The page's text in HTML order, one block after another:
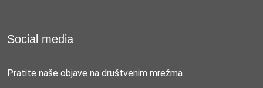
Social media
Pratite naše objave na društvenim mrežma